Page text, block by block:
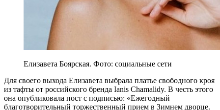
Елизавета Боярская. Фото: социальные сети
Для своего выхода Елизавета выбрала платье свободного кроя
из тафты от российского бренда Ianis Chamalidy. В честь этого
она опубликовала пост с подписью: «Ежегодный
благотворительный торжественный прием в Зимнем дворце.